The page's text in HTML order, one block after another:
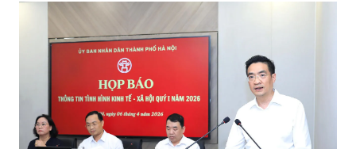
đô (sửa đổi) là đòn bẩy pháp lý quan trọng